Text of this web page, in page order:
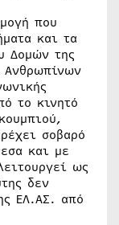
που
και τα
Δομών της
Ανθρωπίνων
το κινητό
σοβαρό
και με
ως
δεν
ΕΛ.ΑΣ. από